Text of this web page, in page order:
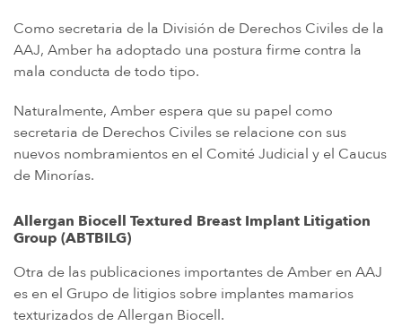
Como secretaria de la División de Derechos Civiles de la
AAJ, Amber ha adoptado una postura firme contra la
mala conducta de todo tipo.
Naturalmente, Amber espera que su papel como
secretaria de Derechos Civiles se relacione con sus
nuevos nombramientos en el Comité Judicial y el Caucus
de Minorías.
Allergan Biocell Textured Breast Implant Litigation
Group (ABTBILG)
Otra de las publicaciones importantes de Amber en AAJ
es en el Grupo de litigios sobre implantes mamarios
texturizados de Allergan Biocell.